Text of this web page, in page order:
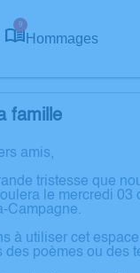
9
Hommages
famille
amis,
tristesse que
le mercredi
Campagne.
à utiliser cet
des poèmes ou des